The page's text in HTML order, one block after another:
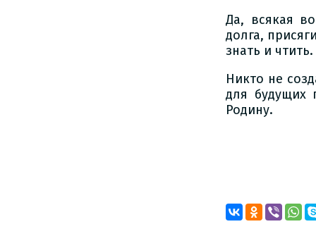
Да, всякая
долга,
знать и чтить.
Никто не
для будущих
Родину.